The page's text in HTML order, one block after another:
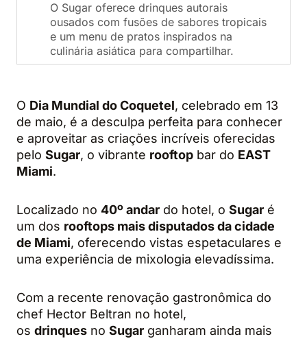
O Sugar oferece drinques autorais
ousados com fusões de sabores tropicais
e um menu de pratos inspirados na
culinária asiática para compartilhar.
O Dia Mundial do Coquetel, celebrado em 13
de maio, é a desculpa perfeita para conhecer
e aproveitar as criações incríveis oferecidas
pelo Sugar, o vibrante rooftop bar do EAST
Miami.
Localizado no 40º andar do hotel, o Sugar é
um dos rooftops mais disputados da cidade
de Miami, oferecendo vistas espetaculares e
uma experiência de mixologia elevadíssima.
Com a recente renovação gastronômica do
chef Hector Beltran no hotel,
os drinques no Sugar ganharam ainda mais